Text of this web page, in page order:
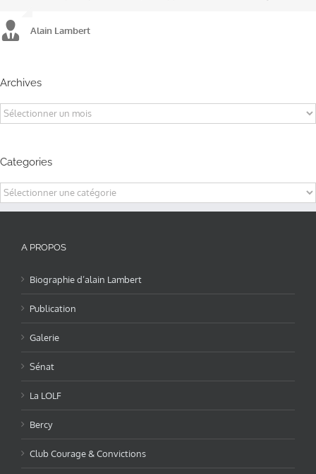
Alain Lambert
Alain Lambert
Alain Lambert
Archives
Archives
Categories
Categories
A PROPOS
Biographie d’alain Lambert
Publication
Galerie
Sénat
La LOLF
Bercy
Club Courage & Convictions